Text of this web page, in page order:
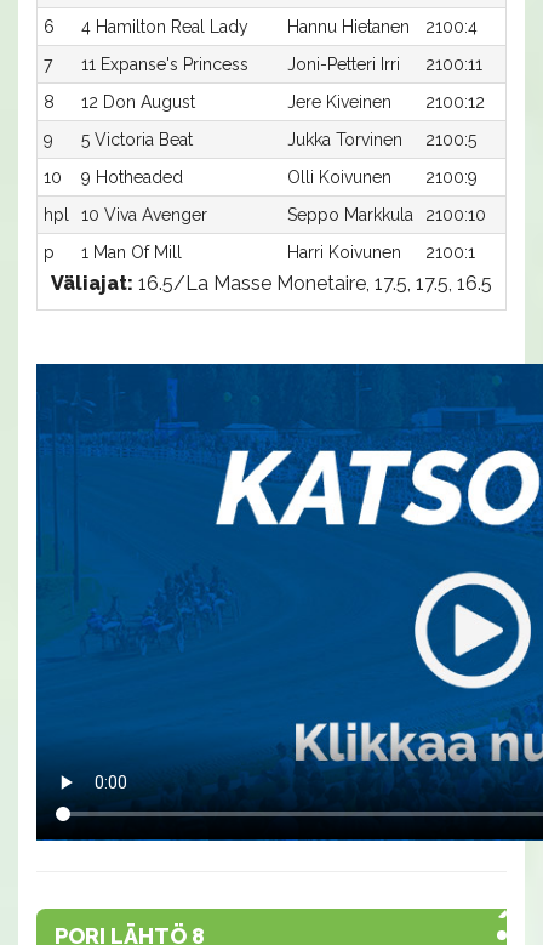
6
4 Hamilton Real Lady Hannu Hietanen 2100:4
7
11 Expanse's Princess Joni-Petteri Irri 2100:11
8
12 Don August Jere Kiveinen 2100:12
9
5 Victoria Beat Jukka Torvinen 2100:5
10
9 Hotheaded Olli Koivunen 2100:9
hpl
10 Viva Avenger Seppo Markkula 2100:10
p
1 Man Of Mill Harri Koivunen 2100:1
Väliajat: 16.5/La Masse Monetaire, 17.5, 17.5, 16.5
PORI LÄHTÖ 8